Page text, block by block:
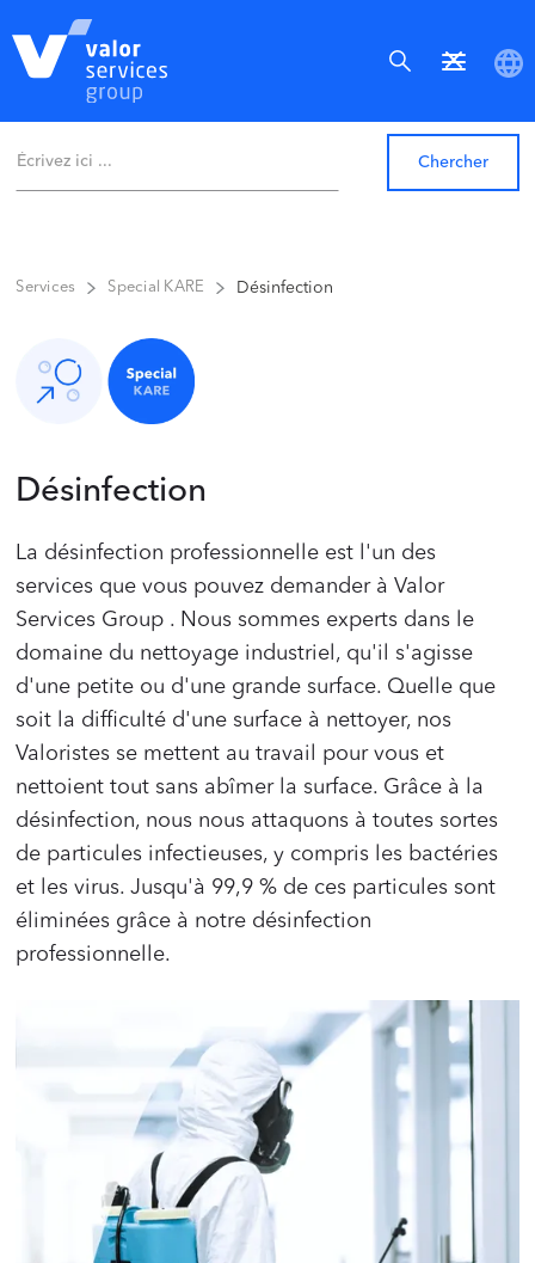
Services Special KARE Désinfection
Désinfection
La désinfection professionnelle est l'un des
services que vous pouvez demander à Valor
Services Group . Nous sommes experts dans le
domaine du nettoyage industriel, qu'il s'agisse
d'une petite ou d'une grande surface. Quelle que
soit la difficulté d'une surface à nettoyer, nos
Valoristes se mettent au travail pour vous et
nettoient tout sans abîmer la surface. Grâce à la
désinfection, nous nous attaquons à toutes sortes
de particules infectieuses, y compris les bactéries
et les virus. Jusqu'à 99,9 % de ces particules sont
éliminées grâce à notre désinfection
professionnelle.